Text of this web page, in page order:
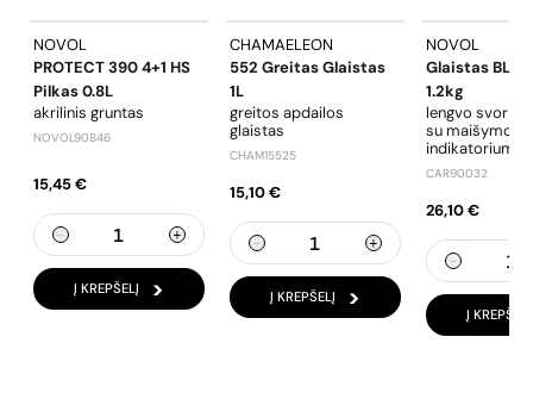
NOVOL
PROTECT 390 4+1 HS
Pilkas 0.8L
akrilinis gruntas
NOVOL90846
15,45 €
Į KREPŠELĮ
CHAMAELEON
552 Greitas Glaistas
1L
greitos apdailos
glaistas
CHAM15525
15,10 €
Į KREPŠELĮ
NOVOL
Glaistas
1.2kg
lengvo svorio
su maišymo
indikatoriumi
CAR90032
26,10 €
Į KREPŠELĮ